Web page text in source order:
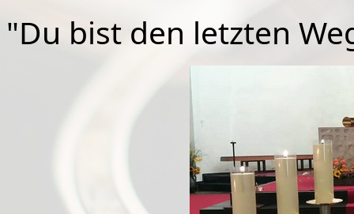
"Du bist den letzten